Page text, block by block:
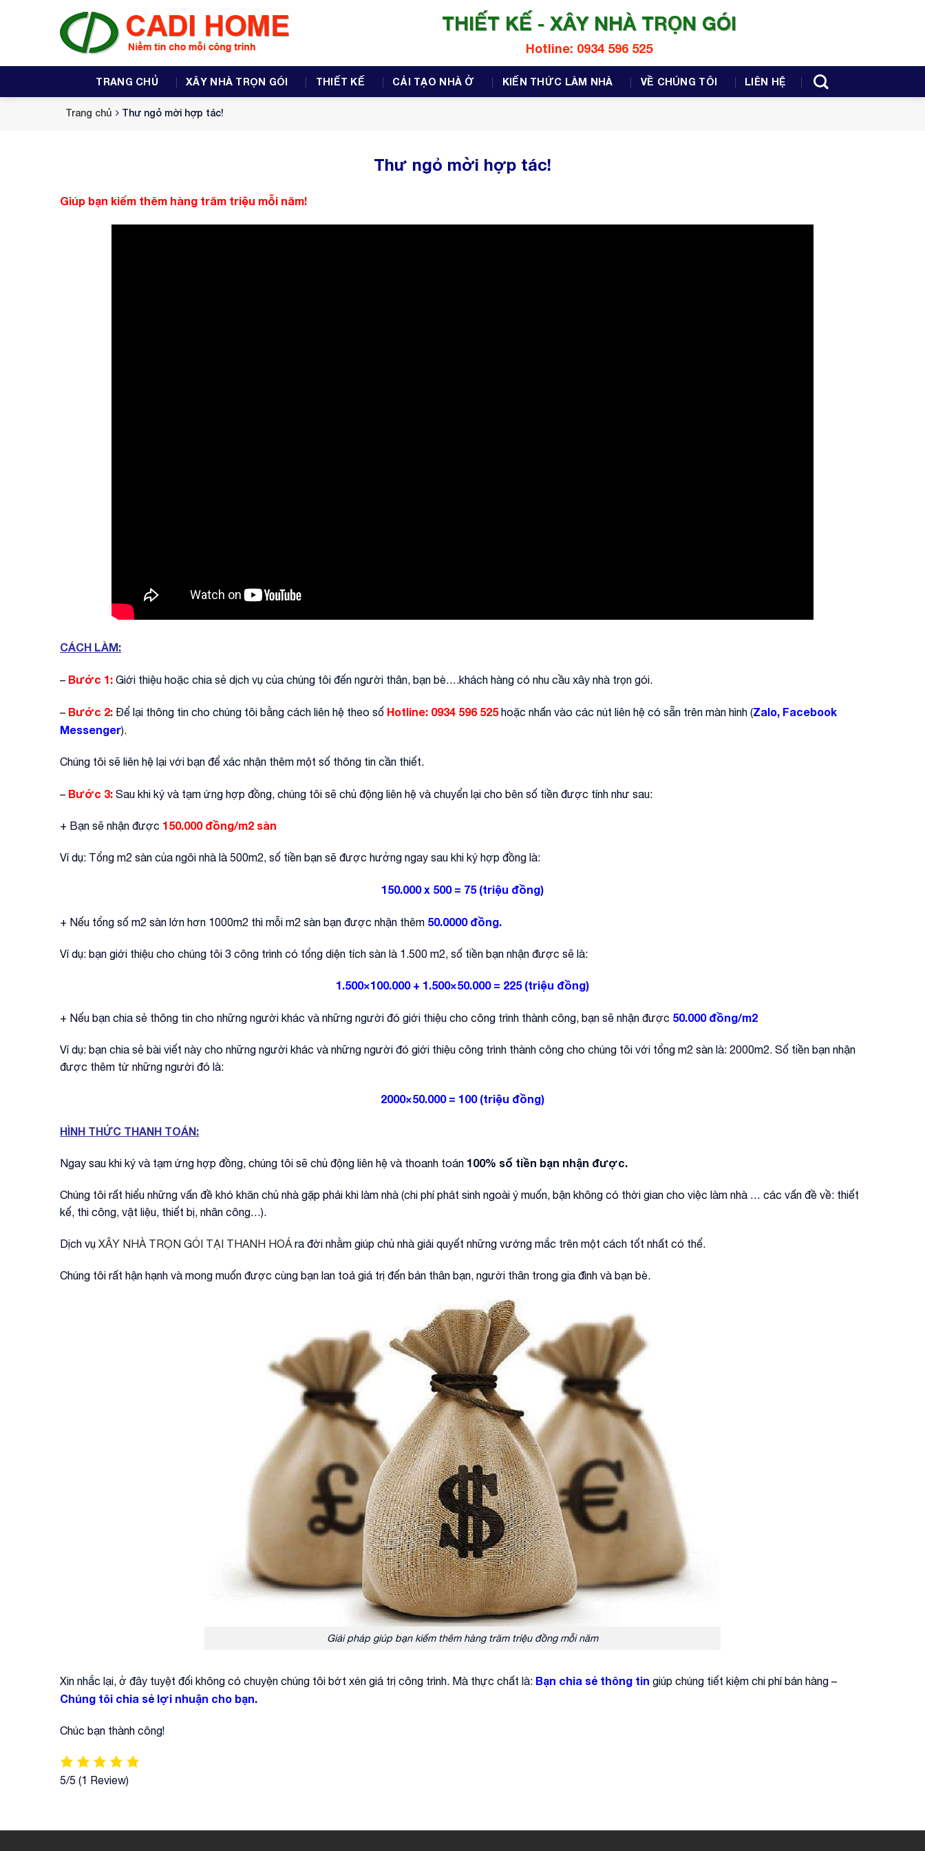
THIẾT KẾ - XÂY NHÀ TRỌN GÓI
Hotline: 0934 596 525
TRANG CHỦ XÂY NHÀ TRỌN GÓI THIẾT KẾ CẢI TẠO NHÀ Ở KIẾN THỨC LÀM NHÀ VỀ CHÚNG TÔI LIÊN HỆ
Trang chủ Thư ngỏ mời hợp tác!
Thư ngỏ mời hợp tác!
Giúp bạn kiếm thêm hàng trăm triệu mỗi năm!
CÁCH LÀM:
– Bước 1: Giới thiệu hoặc chia sẻ dịch vụ của chúng tôi đến người thân, bạn bè….khách hàng có nhu cầu xây nhà trọn gói.
– Bước 2: Để lại thông tin cho chúng tôi bằng cách liên hệ theo số Hotline: 0934 596 525hoặc nhấn vào các nút liên hệ có sẵn trên màn hình (Zalo, Facebook
Messenger).
Chúng tôi sẽ liên hệ lại với bạn để xác nhận thêm một số thông tin cần thiết.
– Bước 3: Sau khi ký và tạm ứng hợp đồng, chúng tôi sẽ chủ động liên hệ và chuyển lại cho bên số tiền được tính như sau:
+ Bạn sẽ nhận được 150.000 đồng/m2 sàn
Ví dụ: Tổng m2 sàn của ngôi nhà là 500m2, số tiền bạn sẽ được hưởng ngay sau khi ký hợp đồng là:
150.000 x 500 = 75 (triệu đồng)
+ Nếu tổng số m2 sàn lớn hơn 1000m2 thì mỗi m2 sàn bạn được nhận thêm 50.0000 đồng.
Ví dụ: bạn giới thiệu cho chúng tôi 3 công trình có tổng diện tích sàn là 1.500 m2, số tiền bạn nhận được sẽ là:
1.500×100.000 + 1.500×50.000 = 225 (triệu đồng)
+ Nếu bạn chia sẻ thông tin cho những người khác và những người đó giới thiệu cho công trình thành công, bạn sẽ nhận được 50.000 đồng/m2
Ví dụ: bạn chia sẻ bài viết này cho những người khác và những người đó giới thiệu công trình thành công cho chúng tôi với tổng m2 sàn là: 2000m2. Số tiền bạn nhận
được thêm từ những người đó là:
2000×50.000 = 100 (triệu đồng)
HÌNH THỨC THANH TOÁN:
Ngay sau khi ký và tạm ứng hợp đồng, chúng tôi sẽ chủ động liên hệ và thoanh toán 100% số tiền bạn nhận được.
Chúng tôi rất hiểu những vấn đề khó khăn chủ nhà gặp phải khi làm nhà (chi phí phát sinh ngoài ý muốn, bận không có thời gian cho việc làm nhà … các vấn đề về: thiết
kế, thi công, vật liệu, thiết bị, nhân công…).
Dịch vụ XÂY NHÀ TRỌN GÓI TẠI THANH HOÁ ra đời nhằm giúp chủ nhà giải quyết những vướng mắc trên một cách tốt nhất có thể.
Chúng tôi rất hận hạnh và mong muốn được cùng bạn lan toả giá trị đến bản thân bạn, người thân trong gia đình và bạn bè.
Giải pháp giúp bạn kiếm thêm hàng trăm triệu đồng mỗi năm
Xin nhắc lại, ở đây tuyệt đối không có chuyện chúng tôi bớt xén giá trị công trình. Mà thực chất là: Bạn chia sẻ thông tin giúp chúng tiết kiệm chi phí bán hàng –
Chúng tôi chia sẻ lợi nhuận cho bạn.
Chúc bạn thành công!
5/5 (1 Review)